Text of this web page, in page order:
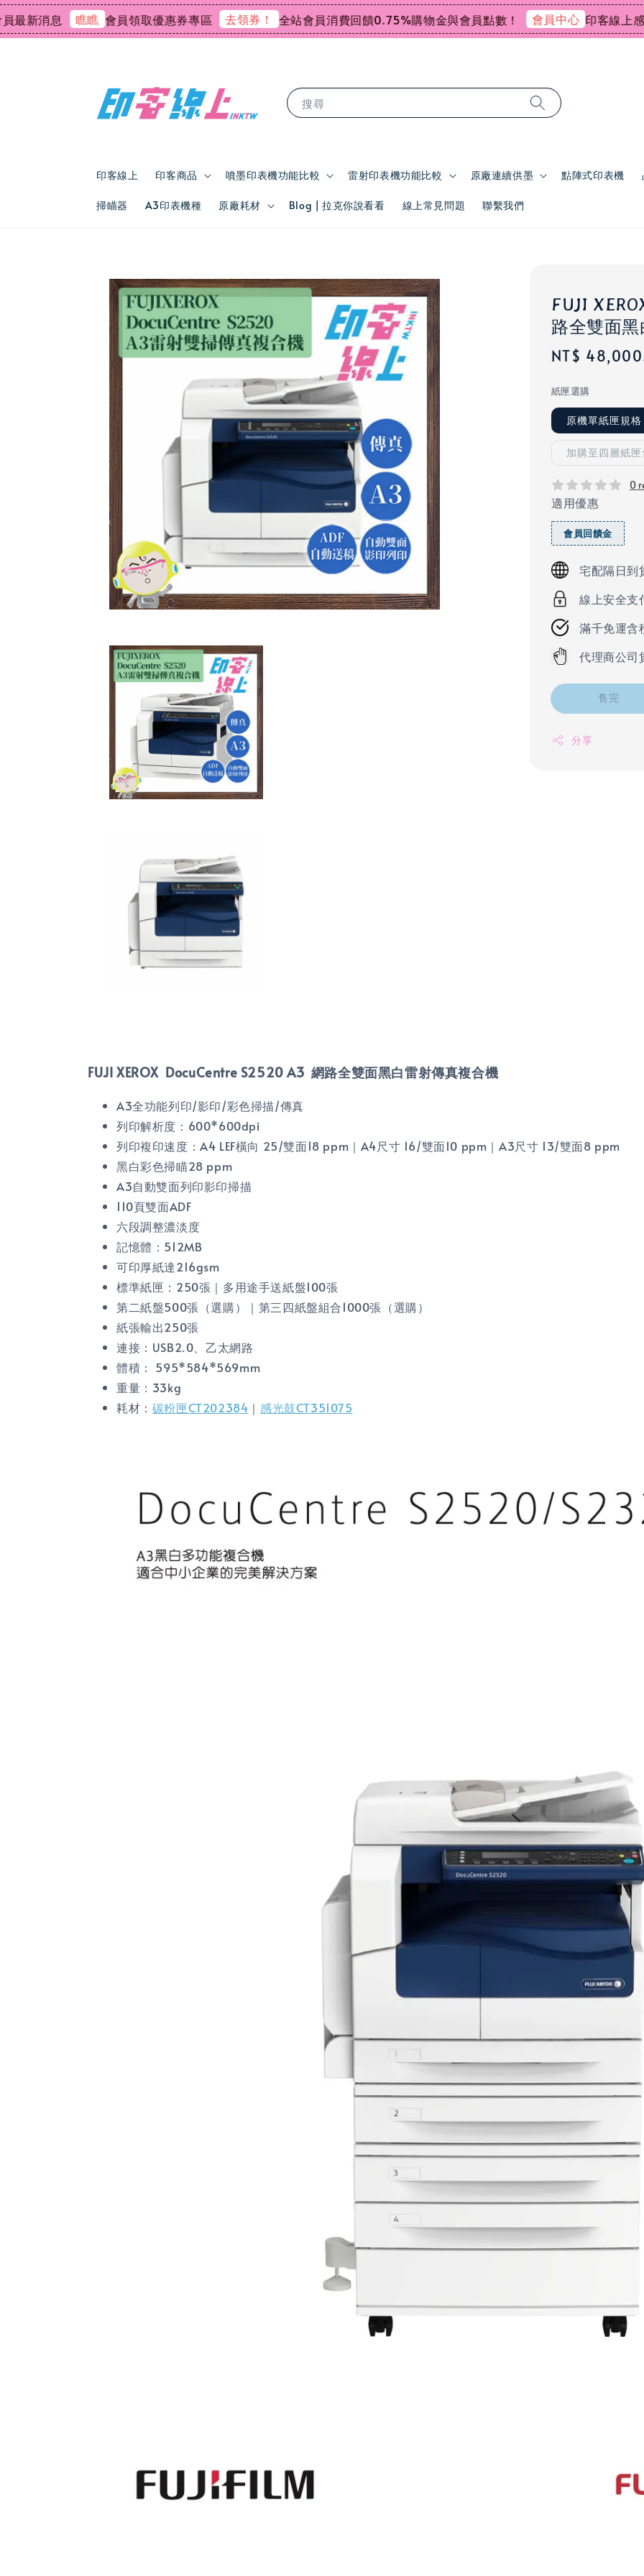
消息 瞧瞧 會員領取優惠券專區 去領券！ 全站會員消費回饋0.75%購物金與會員點數！ 會員中心 印客線上感謝祭
搜尋
印客線上 印客商品 噴墨印表機功能比較 雷射印表機功能比較 原廠連續供墨 點陣式印表機
掃瞄器 A3印表機種 原廠耗材 Blog | 拉克你說看看 線上常見問題 聯繫我們
FUJI
路全雙面
Regular
NT$
紙匣選購
原機單紙匣規格
加購至四層紙
0
適用優惠
會員回饋金
宅配隔日到
線上安全支
滿千免運含
代理商公司
售完
分享
FUJI XEROX DocuCentre S2520 A3 網路全雙面黑白雷射傳真複合機
A3全功能列印/影印/彩色掃描/傳真
列印解析度：600*600dpi
列印複印速度：A4 LEF橫向 25/雙面18 ppm｜A4尺寸 16/雙面10 ppm｜A3尺寸 13/雙面8 ppm
黑白彩色掃瞄28 ppm
A3自動雙面列印影印掃描
110頁雙面ADF
六段調整濃淡度
記憶體：512MB
可印厚紙達216gsm
標準紙匣：250張｜多用途手送紙盤100張
第二紙盤500張（選購）｜第三四紙盤組合1000張（選購）
紙張輸出250張
連接：USB2.0、乙太網路
體積： 595*584*569mm
重量：33kg
耗材： 碳粉匣CT202384 ｜ 感光鼓CT351075